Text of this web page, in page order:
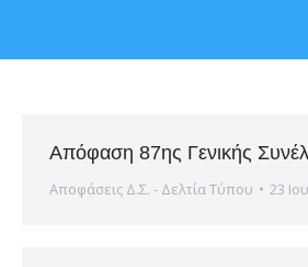
Aπόφαση 87ης Γενικής
Αποφάσεις Δ.Σ. - Δελτία Τύπου 23